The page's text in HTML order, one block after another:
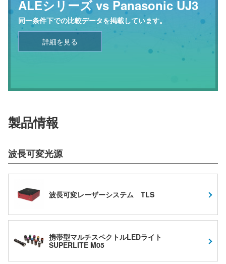
ALEシリーズ vs Panasonic UJ3
同一条件下での比較データを掲載しています。
詳細を見る
製品情報
波長可変光源
波長可変レーザーシステム TLS
携帯型マルチスペクトルLEDライト
SUPERLITE M05